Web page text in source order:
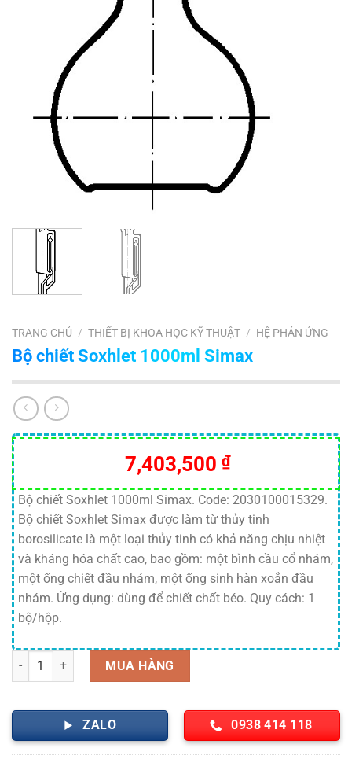
TRANG CHỦ / THIẾT BỊ KHOA HỌC KỸ THUẬT / HỆ PHẢN ỨNG
Bộ chiết Soxhlet 1000ml Simax
7,403,500 ₫
Bộ chiết Soxhlet 1000ml Simax. Code: 2030100015329.
Bộ chiết Soxhlet Simax được làm từ thủy tinh
borosilicate là một loại thủy tinh có khả năng chịu nhiệt
và kháng hóa chất cao, bao gồm: một bình cầu cổ nhám,
một ống chiết đầu nhám, một ống sinh hàn xoắn đầu
nhám. Ứng dụng: dùng để chiết chất béo. Quy cách: 1
bộ/hộp.
Bộ chiết Soxhlet 1000ml Simax số lượng
MUA HÀNG
ZALO 0938 414 118